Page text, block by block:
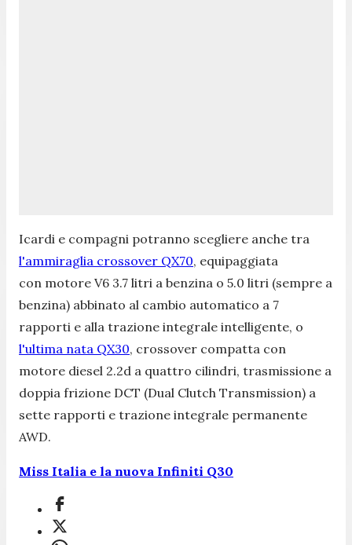
Icardi e compagni potranno scegliere anche tra
l'ammiraglia crossover QX70, equipaggiata
con motore V6 3.7 litri a benzina o 5.0 litri (sempre a
benzina) abbinato al cambio automatico a 7
rapporti e alla trazione integrale intelligente, o
l'ultima nata QX30, crossover compatta con
motore diesel 2.2d a quattro cilindri, trasmissione a
doppia frizione DCT (Dual Clutch Transmission) a
sette rapporti e trazione integrale permanente
AWD.
Miss Italia e la nuova Infiniti Q30